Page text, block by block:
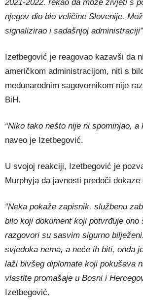
2021-2022. rekao da može živjeti s
njegov dio bio veličine Slovenije.
signalizirao i sadašnjoj
Izetbegović je reagovao kazavši da
američkom administracijom, niti s
međunarodnim sagovornikom nije
BiH.
“Niko tako nešto nije ni spominjao, a
naveo je Izetbegović.
U svojoj reakciji, Izetbegović je
Murphyja da javnosti predoči
“Neka pokaže zapisnik, službenu
bilo koji dokument koji potvrđuje
razgovori su sasvim sigurno
svjedoka nema, a neće ih biti, onda
laži bivšeg diplomate koji pokušava
vlastite promašaje u Bosni i
Izetbegović.